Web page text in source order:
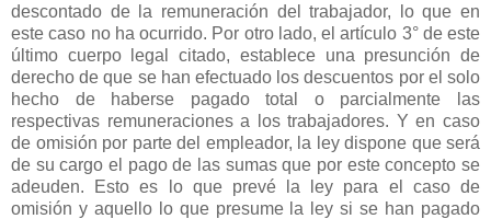
descontado de la remuneración del trabajador, lo que en
este caso no ha ocurrido. Por otro lado, el artículo 3° de este
último cuerpo legal citado, establece una presunción de
derecho de que se han efectuado los descuentos por el solo
hecho de haberse pagado total o parcialmente las
respectivas remuneraciones a los trabajadores. Y en caso
de omisión por parte del empleador, la ley dispone que será
de su cargo el pago de las sumas que por este concepto se
adeuden. Esto es lo que prevé la ley para el caso de
omisión y aquello lo que presume la ley si se han pagado